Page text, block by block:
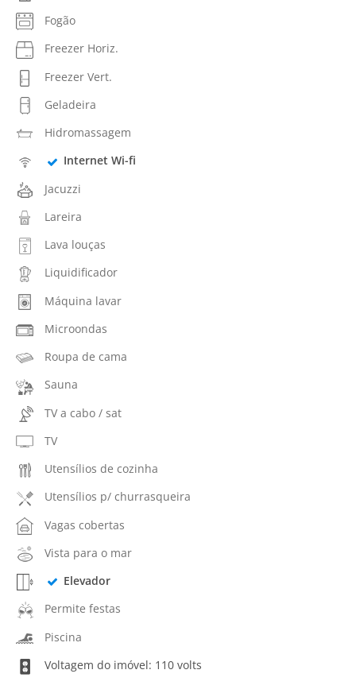
Fogão
Freezer Horiz.
Freezer Vert.
Geladeira
Hidromassagem
Internet Wi-fi
Jacuzzi
Lareira
Lava louças
Liquidificador
Máquina lavar
Microondas
Roupa de cama
Sauna
TV a cabo / sat
TV
Utensílios de cozinha
Utensílios p/ churrasqueira
Vagas cobertas
Vista para o mar
Elevador
Permite festas
Piscina
Voltagem do imóvel: 110 volts